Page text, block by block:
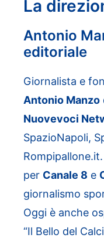
La
Antonio
editoriale
Giornalista e
Antonio Manzo
Nuovevoci
SpazioNapoli,
per Canale 8 e
giornalismo
Oggi è anche
“Il Bello del